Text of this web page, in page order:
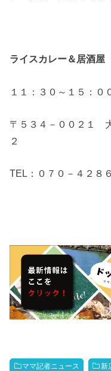
ライスカレー＆居酒
１１：３０～１５：０
〒５３４－００２１
２
TEL：０７０－４２８
ママ記者ニュース 新